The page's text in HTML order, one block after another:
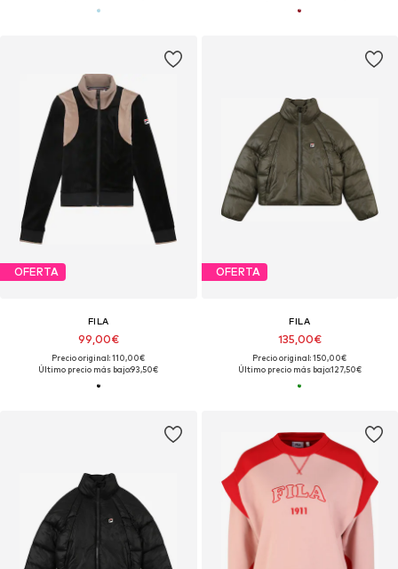
OFERTA
FILA
99,00€
Precio original: 110,00€
Último precio más bajo:93,50€
OFERTA
FILA
135,00€
Precio original: 150,00€
Último precio más bajo:127,50€